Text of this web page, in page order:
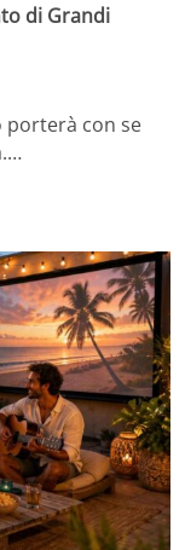
di Grandi
porterà con se